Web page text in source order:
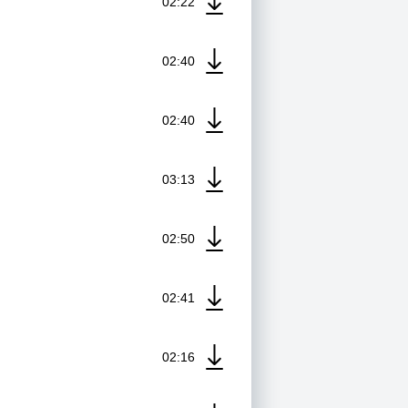
02:40
02:40
03:13
02:50
02:41
02:16